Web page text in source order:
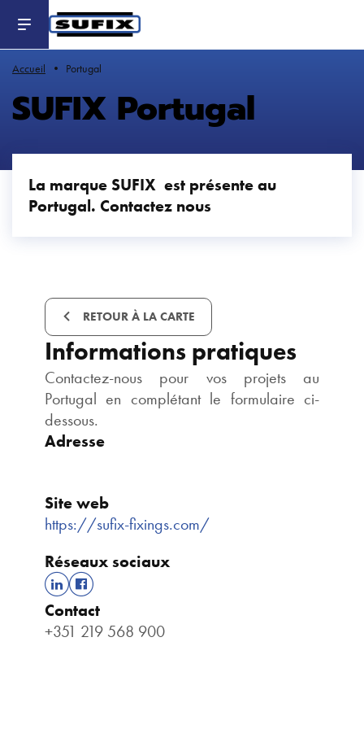
contenu
Accueil Portugal
SUFIX Portugal
La marque SUFIX est présente au
Portugal. Contactez nous
RETOUR À LA CARTE
Informations pratiques
Contactez-nous pour vos projets au
Portugal en complétant le formulaire ci-
dessous.
Adresse
Site web
https://sufix-fixings.com/
Réseaux sociaux
Contact
+351 219 568 900